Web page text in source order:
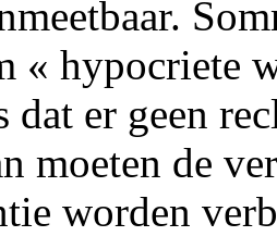
« hypocriete
dat er geen
moeten de
worden